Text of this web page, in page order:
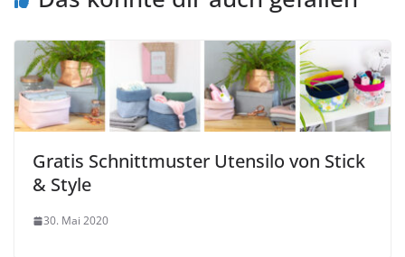
Gratis Schnittmuster Utensilo von Stick
& Style
30. Mai 2020